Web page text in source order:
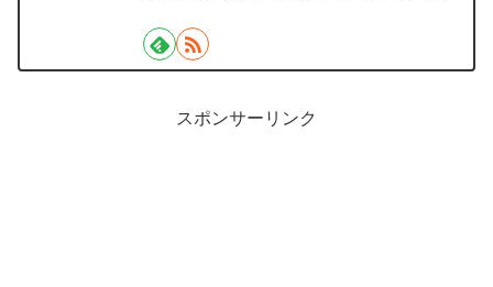
スポンサーリンク